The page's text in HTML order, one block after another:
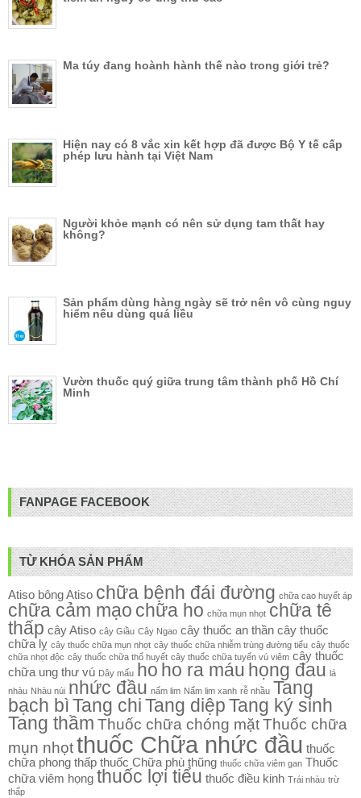
Ma túy đang hoành hành thế nào trong giới trẻ?
Hiện nay có 8 vắc xin kết hợp đã được Bộ Y tế cấp
phép lưu hành tại Việt Nam
Người khỏe mạnh có nên sử dụng tam thất hay
không?
Sản phẩm dùng hàng ngày sẽ trở nên vô cùng nguy
hiểm nếu dùng quá liều
Vườn thuốc quý giữa trung tâm thành phố Hồ Chí
Minh
FANPAGE FACEBOOK
TỪ KHÓA SẢN PHẨM
Atiso bông Atiso chữa bệnh đái đường chữa cao huyết áp
chữa cảm mạo chữa ho chữa mụn nhọt chữa tê
thấp cây Atiso cây Giầu Cây Ngao cây thuốc an thần cây thuốc
chữa lỵ cây thuốc chữa mụn nhọt cây thuốc chữa nhiễm trùng đường tiểu cây thuốc
chữa nhọt độc cây thuốc chữa thổ huyết cây thuốc chữa tuyến vú viêm cây thuốc
chữa ung thư vú Dây mấu ho ho ra máu họng đau lá
nhàu Nhàu núi nhức đầu nấm lim Nấm lim xanh rễ nhầu Tang
bạch bì Tang chi Tang diệp Tang ký sinh
Tang thầm Thuốc chữa chóng mặtThuốc chữa
mụn nhọtthuốc Chữa nhức đầu thuốc
chữa phong thấp thuốc Chữa phù thũng thuốc chữa viêm gan Thuốc
chữa viêm họng thuốc lợi tiểu thuốc điều kinh Trái nhàu trừ
thấp